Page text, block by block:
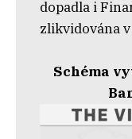
dopadla i
zlikvidována
Schéma